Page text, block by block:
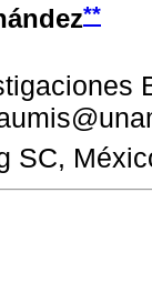
**
SC,